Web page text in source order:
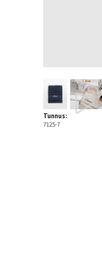
Tunnus:
7125-7